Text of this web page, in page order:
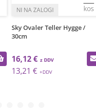
kos
Sky Ovaler Teller Hygge /
30cm
16,12 €
13,21 €